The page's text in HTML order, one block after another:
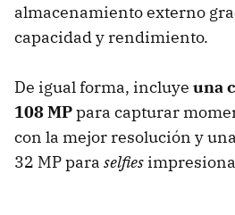
almacenamiento externo
capacidad y rendimiento.
De igual forma, incluye una
108 MPpara capturar
con la mejor resolución y
32 MP para selfies